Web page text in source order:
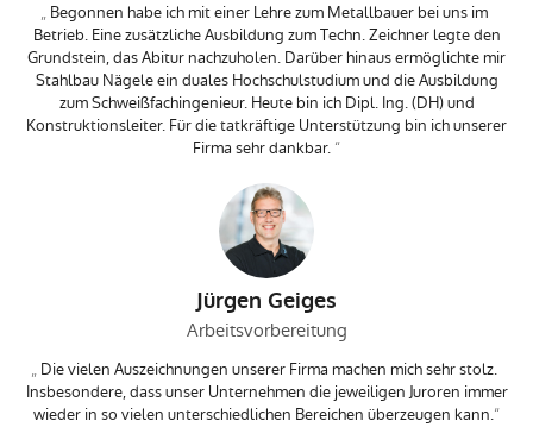
Begonnen habe ich mit einer Lehre zum Metallbauer bei uns im
Betrieb. Eine zusätzliche Ausbildung zum Techn. Zeichner legte den
Grundstein, das Abitur nachzuholen. Darüber hinaus ermöglichte mir
Stahlbau Nägele ein duales Hochschulstudium und die Ausbildung
zum Schweißfachingenieur. Heute bin ich Dipl. Ing. (DH) und
Konstruktionsleiter. Für die tatkräftige Unterstützung bin ich unserer
Firma sehr dankbar.
Jürgen Geiges
Arbeitsvorbereitung
Die vielen Auszeichnungen unserer Firma machen mich sehr stolz.
Insbesondere, dass unser Unternehmen die jeweiligen Juroren immer
wieder in so vielen unterschiedlichen Bereichen überzeugen kann.